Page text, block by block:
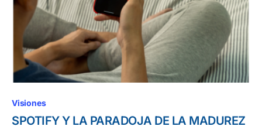
Visiones
SPOTIFY Y LA PARADOJA DE LA MADUREZ